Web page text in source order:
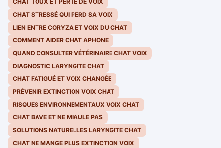
CHAT TOUX ET PERTE DE VOIX
CHAT STRESSÉ QUI PERD SA VOIX
LIEN ENTRE CORYZA ET VOIX DU CHAT
COMMENT AIDER CHAT APHONE
QUAND CONSULTER VÉTÉRINAIRE CHAT VOIX
DIAGNOSTIC LARYNGITE CHAT
CHAT FATIGUÉ ET VOIX CHANGÉE
PRÉVENIR EXTINCTION VOIX CHAT
RISQUES ENVIRONNEMENTAUX VOIX CHAT
CHAT BAVE ET NE MIAULE PAS
SOLUTIONS NATURELLES LARYNGITE CHAT
CHAT NE MANGE PLUS EXTINCTION VOIX